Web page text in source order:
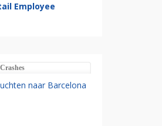
Employee
Crashes
naar Barcelona